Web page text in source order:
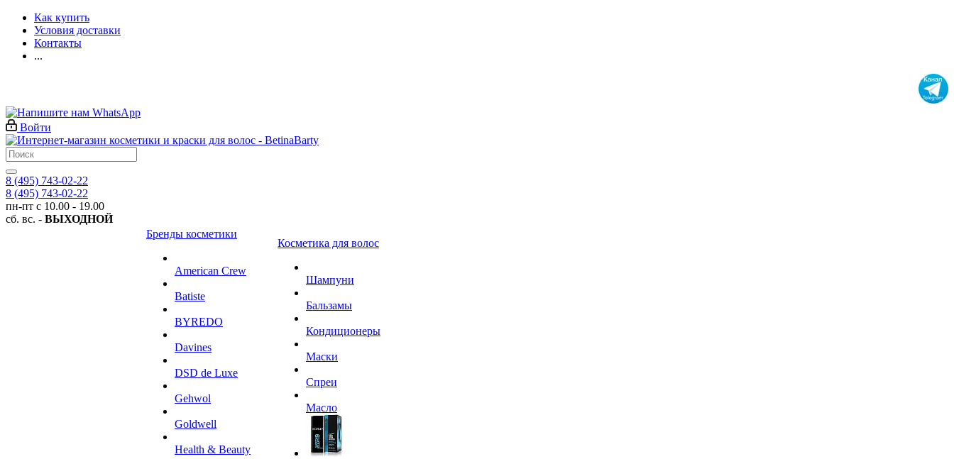
Как купить
Условия доставки
Контакты
...
Войти
8 (495) 743-02-22
8 (495) 743-02-22
пн-пт с 10.00 - 19.00
сб. вс. - ВЫХОДНОЙ
Бренды косметики
American Crew
Batiste
BYREDO
Davines
DSD de Luxe
Gehwol
Goldwell
Health & Beauty
Косметика для волос
Шампуни
Бальзамы
Кондиционеры
Маски
Спреи
Масло